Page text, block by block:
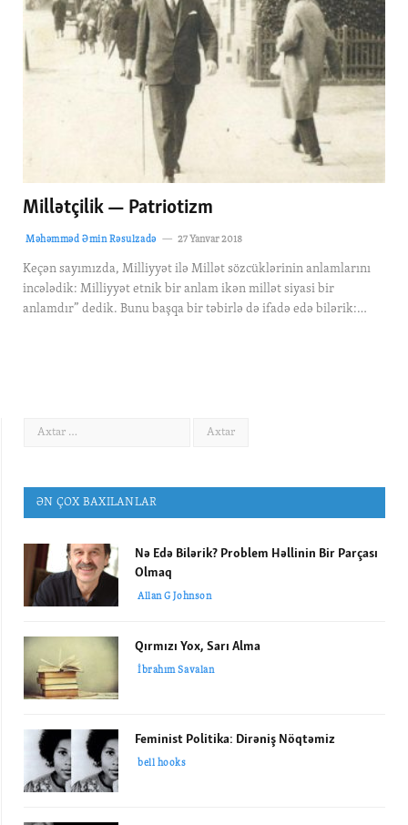
Millətçilik — Patriotizm
Məhəmməd Əmin Rəsulzadə 27 Yanvar 2018
Keçən sayımızda, Milliyyət ilə Millət sözcüklərinin anlamlarını
incələdik: Milliyyət etnik bir anlam ikən millət siyasi bir
anlamdır” dedik. Bunu başqa bir təbirlə də ifadə edə bilərik:…
ƏN ÇOX BAXILANLAR
Nə Edə Bilərik? Problem Həllinin Bir Parçası
Olmaq
Allan G Johnson
Qırmızı Yox, Sarı Alma
İbrahım Savalan
Feminist Politika: Dirəniş Nöqtəmiz
bell hooks